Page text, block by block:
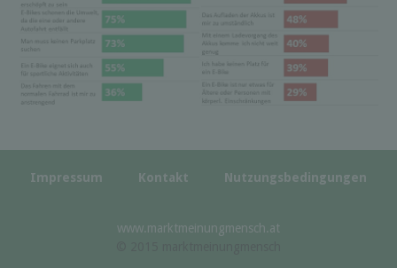
Impressum Kontakt Nutzungsbedingungen
www.marktmeinungmensch.at